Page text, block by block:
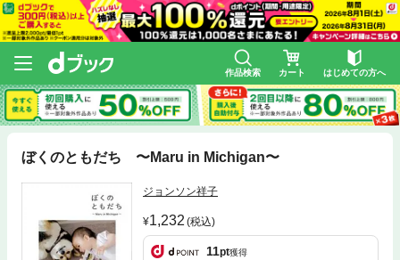
作品検索 カート はじめての方へ
ぼくのともだち 〜Maru in Michigan〜
ジョンソン祥子
1,232 (税込)
11pt獲得